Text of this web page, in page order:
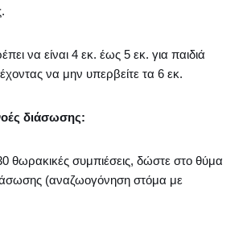
να είναι 4 εκ. έως 5 εκ. για παιδιά
να μην υπερβείτε τα 6 εκ.
διάσωσης:
θωρακικές συμπιέσεις, δώστε στο θύμα
(αναζωογόνηση στόμα με